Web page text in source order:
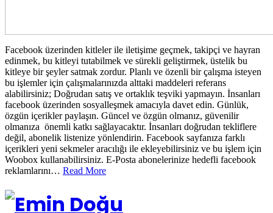
Facebook üzerinden kitleler ile iletişime geçmek, takipçi ve hayran
edinmek, bu kitleyi tutabilmek ve sürekli geliştirmek, üstelik bu
kitleye bir şeyler satmak zordur. Planlı ve özenli bir çalışma isteyen
bu işlemler için çalışmalarınızda alttaki maddeleri referans
alabilirsiniz; Doğrudan satış ve ortaklık teşviki yapmayın. İnsanları
facebook üzerinden sosyalleşmek amacıyla davet edin. Günlük,
özgün içerikler paylaşın. Güncel ve özgün olmanız, güvenilir
olmanıza önemli katkı sağlayacaktır. İnsanları doğrudan tekliflere
değil, abonelik listenize yönlendirin. Facebook sayfanıza farklı
içerikleri yeni sekmeler aracılığı ile ekleyebilirsiniz ve bu işlem için
Woobox kullanabilirsiniz. E-Posta abonelerinize hedefli facebook
reklamlarını… Read More